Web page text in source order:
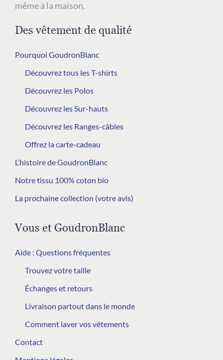
même à la maison.
Des vêtement de qualité
Pourquoi GoudronBlanc
Découvrez tous les T-shirts
Découvrez les Polos
Découvrez les Sur-hauts
Découvrez les Ranges-câbles
Offrez la carte-cadeau
L’histoire de GoudronBlanc
Notre tissu 100% coton bio
La prochaine collection (votre avis)
Vous et GoudronBlanc
Aide : Questions fréquentes
Trouvez votre taille
Échanges et retours
Livraison partout dans le monde
Comment laver vos vêtements
Contact